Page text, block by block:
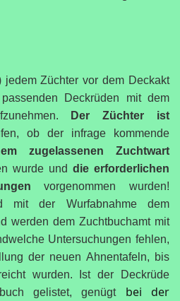
Züchter vor dem Deckakt
Deckrüden mit dem
Der Züchter ist
ob der infrage kommende
zugelassenen Zuchtwart
wurde und die erforderlichen
vorgenommen wurden!
mit der Wurfabnahme dem
werden dem Zuchtbuchamt mit
Untersuchungen fehlen,
der neuen Ahnentafeln, bis
wurden. Ist der Deckrüde
gelistet, genügt bei der